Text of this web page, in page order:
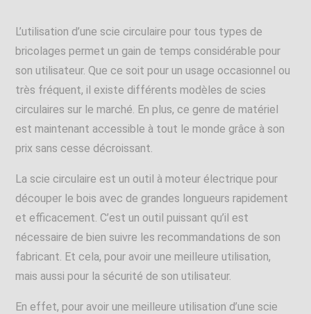
L’utilisation d’une scie circulaire pour tous types de
bricolages permet un gain de temps considérable pour
son utilisateur. Que ce soit pour un usage occasionnel ou
très fréquent, il existe différents modèles de scies
circulaires sur le marché. En plus, ce genre de matériel
est maintenant accessible à tout le monde grâce à son
prix sans cesse décroissant.
La scie circulaire est un outil à moteur électrique pour
découper le bois avec de grandes longueurs rapidement
et efficacement. C’est un outil puissant qu’il est
nécessaire de bien suivre les recommandations de son
fabricant. Et cela, pour avoir une meilleure utilisation,
mais aussi pour la sécurité de son utilisateur.
En effet, pour avoir une meilleure utilisation d’une scie